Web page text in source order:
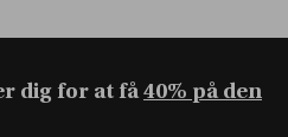
dig for at få40% på den